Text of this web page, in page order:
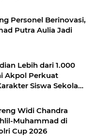
Personel Berinovasi,
Putra Aulia Jadi
Lebih dari 1.000
Akpol Perkuat
Siswa Sekolah
Widi Chandra
Muhammad di
Cup 2026